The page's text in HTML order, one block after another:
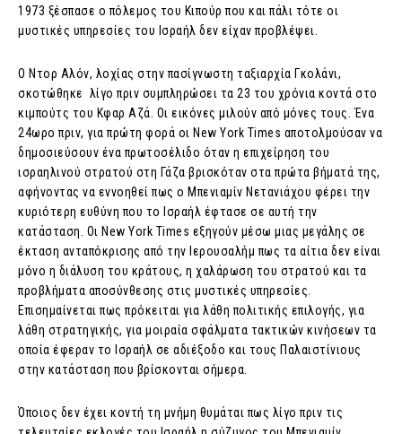
1973 ξέσπασε ο πόλεμος του Κιπούρ που και πάλι τότε οι
μυστικές υπηρεσίες του Ισραήλ δεν είχαν προβλέψει.
Ο Ντορ Αλόν, λοχίας στην πασίγνωστη ταξιαρχία Γκολάνι,
σκοτώθηκε λίγο πριν συμπληρώσει τα 23 του χρόνια κοντά στο
κιμπούτς του Κφαρ Αζά. Οι εικόνες μιλούν από μόνες τους. Ένα
24ωρο πριν, για πρώτη φορά οι New York Times αποτολμούσαν να
δημοσιεύσουν ένα πρωτοσέλιδο όταν η επιχείρηση του
ισραηλινού στρατού στη Γάζα βρισκόταν στα πρώτα βήματά της,
αφήνοντας να εννοηθεί πως ο Μπενιαμίν Νετανιάχου φέρει την
κυριότερη ευθύνη που το Ισραήλ έφτασε σε αυτή την
κατάσταση. Οι New York Times εξηγούν μέσω μιας μεγάλης σε
έκταση ανταπόκρισης από την Ιερουσαλήμ πως τα αίτια δεν είναι
μόνο η διάλυση του κράτους, η χαλάρωση του στρατού και τα
προβλήματα αποσύνθεσης στις μυστικές υπηρεσίες.
Επισημαίνεται πως πρόκειται για λάθη πολιτικής επιλογής, για
λάθη στρατηγικής, για μοιραία σφάλματα τακτικών κινήσεων τα
οποία έφεραν το Ισραήλ σε αδιέξοδο και τους Παλαιστίνιους
στην κατάσταση που βρίσκονται σήμερα.
Όποιος δεν έχει κοντή τη μνήμη θυμάται πως λίγο πριν τις